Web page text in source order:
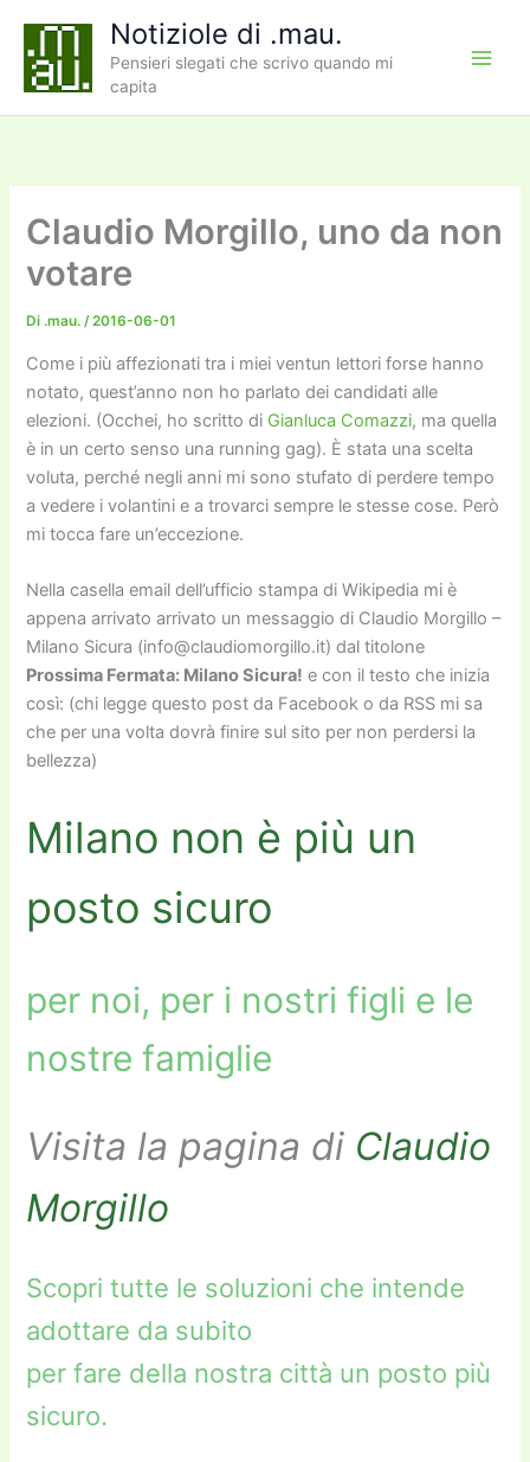
contenuto
Notiziole di .mau.
Pensieri slegati che scrivo quando mi
capita
Claudio Morgillo, uno da non
votare
Di .mau./2016-06-01
Come i più affezionati tra i miei ventun lettori forse hanno
notato, quest’anno non ho parlato dei candidati alle
elezioni. (Occhei, ho scritto di Gianluca Comazzi, ma quella
è in un certo senso una running gag). È stata una scelta
voluta, perché negli anni mi sono stufato di perdere tempo
a vedere i volantini e a trovarci sempre le stesse cose. Però
mi tocca fare un’eccezione.
Nella casella email dell’ufficio stampa di Wikipedia mi è
appena arrivato arrivato un messaggio di Claudio Morgillo –
Milano Sicura (info@claudiomorgillo.it) dal titolone
Prossima Fermata: Milano Sicura! e con il testo che inizia
così: (chi legge questo post da Facebook o da RSS mi sa
che per una volta dovrà finire sul sito per non perdersi la
bellezza)
Milano non è più un
posto sicuro
per noi, per i nostri figli e le
nostre famiglie
Visita la pagina di Claudio
Morgillo
Scopri tutte le soluzioni che intende
adottare da subito
per fare della nostra città un posto più
sicuro.